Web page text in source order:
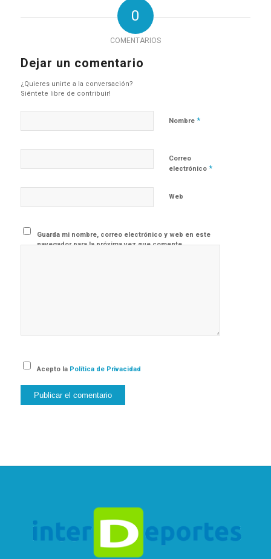
0
COMENTARIOS
Dejar un comentario
¿Quieres unirte a la conversación?
Siéntete libre de contribuir!
Nombre *
Correo
electrónico *
Web
Guarda mi nombre, correo electrónico y web en este
navegador para la próxima vez que comente.
Acepto la Política de Privacidad